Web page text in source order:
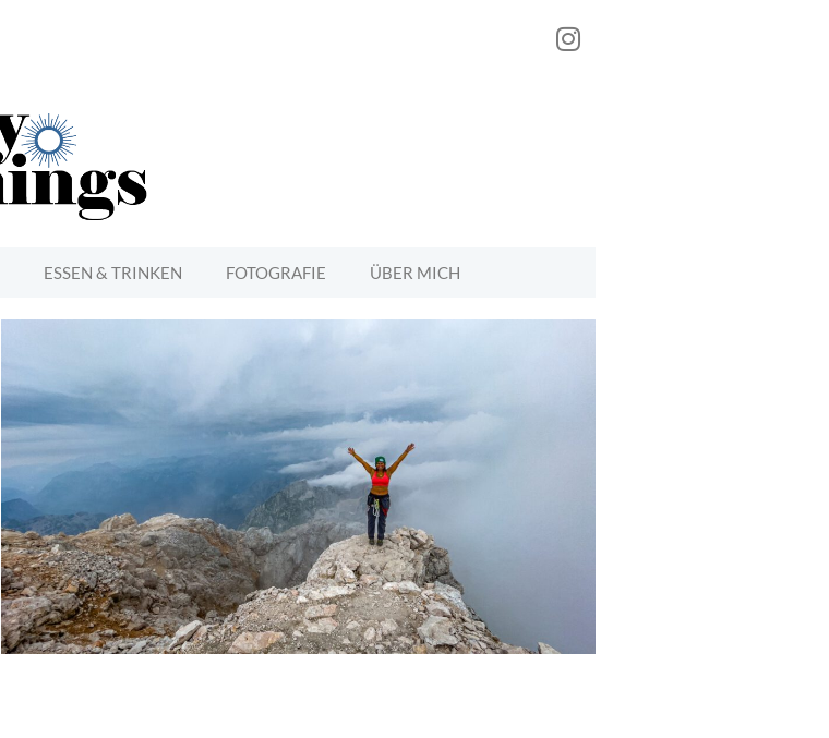
ESSEN & TRINKEN FOTOGRAFIE ÜBER MICH